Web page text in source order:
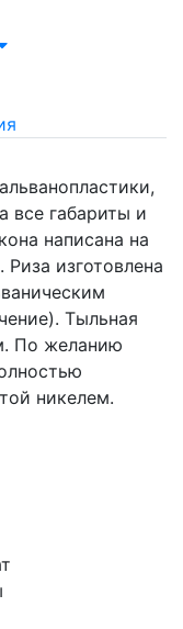
все габариты и
написана на
изготовлена
Тыльная
По желанию
никелем.